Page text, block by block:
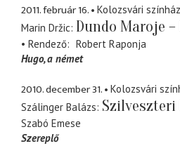
2011. február 16.
Kolozsvári színház
Marin Držic Dundo Maroje
Rendező
Robert Raponja
Hugo a német
2010. december 31.
Kolozsvári
Szálinger Balázs Szilveszteri
Szabó Emese
Szereplő